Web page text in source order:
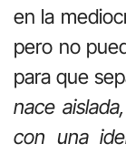
en la
pero no
para que
nace
con una